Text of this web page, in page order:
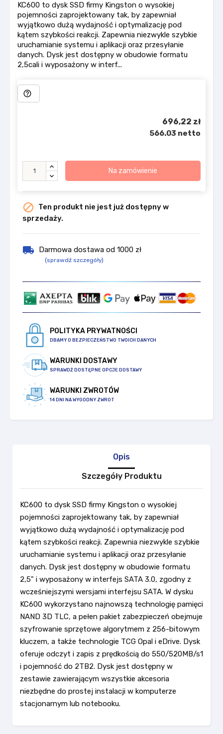
KC600 to dysk SSD firmy Kingston o wysokiej
pojemności zaprojektowany tak, by zapewniał
wyjątkowo dużą wydajność i optymalizację pod
kątem szybkości reakcji. Zapewnia niezwykle szybkie
uruchamianie systemu i aplikacji oraz przesyłanie
danych. Dysk jest dostępny w obudowie formatu
2,5cali i wyposażony w interf...
help_outline
696,22 zł
566.03 netto
Na zamówienie

Ten produkt nie jest już dostępny w
sprzedaży.
local_shipping Darmowa dostawa od 1000 zł
(sprawdź szczegóły)
POLITYKA PRYWATNOŚCI
DBAMY O BEZPIECZEŃSTWO TWOICH DANYCH
WARUNKI DOSTAWY
SPRAWDŹ DOSTĘPNE OPCJE DOSTAWY
WARUNKI ZWROTÓW
14 DNI NA WYGODNY ZWROT
Opis
Szczegóły Produktu
KC600 to dysk SSD firmy Kingston o wysokiej
pojemności zaprojektowany tak, by zapewniał
wyjątkowo dużą wydajność i optymalizację pod
kątem szybkości reakcji. Zapewnia niezwykle szybkie
uruchamianie systemu i aplikacji oraz przesyłanie
danych. Dysk jest dostępny w obudowie formatu
2,5" i wyposażony w interfejs SATA 3.0, zgodny z
wcześniejszymi wersjami interfejsu SATA. W dysku
KC600 wykorzystano najnowszą technologię pamięci
NAND 3D TLC, a pełen pakiet zabezpieczeń obejmuje
szyfrowanie sprzętowe algorytmem z 256-bitowym
kluczem, a także technologie TCG Opal i eDrive. Dysk
oferuje odczyt i zapis z prędkością do 550/520MB/s1
i pojemność do 2TB2. Dysk jest dostępny w
zestawie zawierającym wszystkie akcesoria
niezbędne do prostej instalacji w komputerze
stacjonarnym lub notebooku.